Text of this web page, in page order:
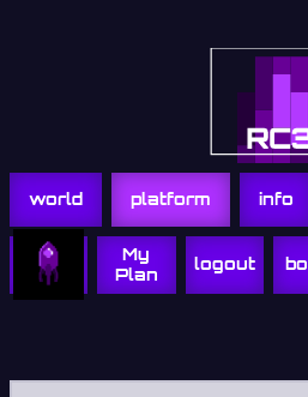
world platform info
My
Plan
logout